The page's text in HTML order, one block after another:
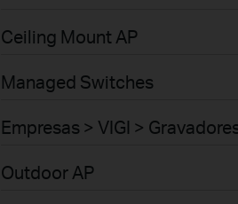
Ceiling Mount AP
Managed Switches
Empresas > VIGI >
Outdoor AP